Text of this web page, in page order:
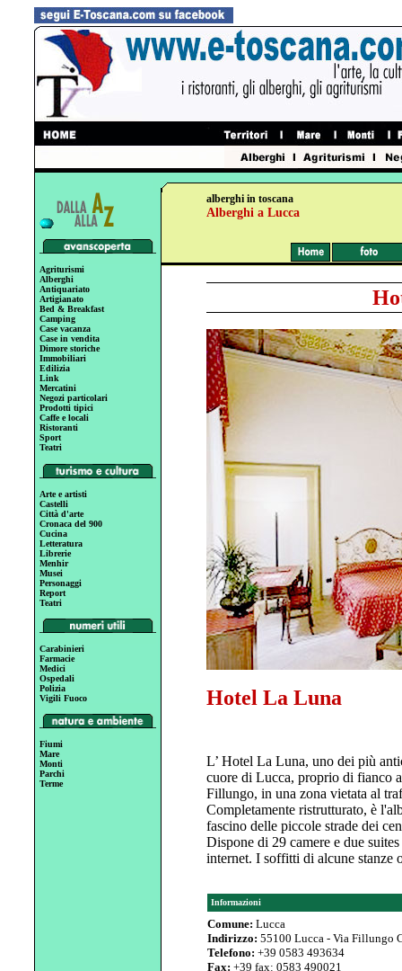
Agriturismi
Alberghi
Antiquariato
Artigianato
Bed & Breakfast
Camping
Case vacanza
Case in vendita
Dimore storiche
Immobiliari
Edilizia
Link
Mercatini
Negozi particolari
Prodotti tipici
Caffe e locali
Ristoranti
Sport
Teatri
Arte e artisti
Castelli
Città d'arte
Cronaca del 900
Cucina
Letteratura
Librerie
Menhir
Musei
Personaggi
Report
Teatri
Carabinieri
Farmacie
Medici
Ospedali
Polizia
Vigili Fuoco
Fiumi
Mare
Monti
Parchi
Terme
alberghi in toscana
Alberghi a Lucca
Hotel La Luna
L’ Hotel La Luna, uno dei più
cuore di Lucca, proprio di fianco
Fillungo, in una zona vietata al
Completamente ristrutturato, è
fascino delle piccole strade dei
Dispone di 29 camere e due
internet. I soffitti di alcune stanze
Informazioni
Comune: Lucca
Indirizzo: 55100 Lucca - Via Fillungo
Telefono: +39 0583 493634
Fax: +39 fax: 0583 490021